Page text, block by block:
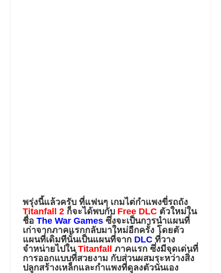
พรุ่งนี้แล้วครับ ที่แฟนๆ เกมไต่กำแพงขี่รถถัง
Titanfall 2 ก็จะได้พบกับ Free DLC ตัวใหม่ใน
ชื่อ The War Games ซึ่งจะเป็นการนำแผนที่
เก่าจากภาคแรกกลับมาใหม่อีกครั้ง โดยตัว
แผนที่เดิมทีนั้นเป็นแผนที่จาก DLC ที่วาง
จำหน่ายไปในTitanfall
ภาคแรก ซึ่งมีจุดเด่นที่
การออกแบบที่สวยงาม กับส่วนผสมระหว่างสิ่ง
ปลูกสร้างเหล็กและกำแพงที่ดูลงตัวนั่นเอง